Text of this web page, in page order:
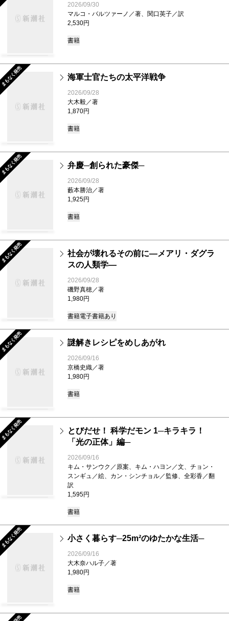
2026/09/30
マルコ・バルツァーノ／著、関口英子／訳
2,530円
書籍
まもなく発売 海軍士官たちの太平洋戦争
2026/09/28
大木毅／著
1,870円
書籍
まもなく発売 弁慶─創られた豪傑─
2026/09/28
藪本勝治／著
1,925円
書籍
まもなく発売
社会が壊れるその前に―メアリ・ダグラ
スの人類学―
2026/09/28
磯野真穂／著
1,980円
書籍電子書籍あり
まもなく発売 謎解きレシピをめしあがれ
2026/09/16
京橋史織／著
1,980円
書籍
まもなく発売
とびだせ！ 科学だモン 1─キラキラ！
「光の正体」編─
2026/09/16
キム・サンウク／原案、キム・ハヨン／文、チョン・
スンギュ／絵、カン・シンチョル／監修、全彩香／翻
訳
1,595円
書籍
まもなく発売 小さく暮らす─25m²のゆたかな生活─
2026/09/16
大木奈ハル子／著
1,980円
書籍